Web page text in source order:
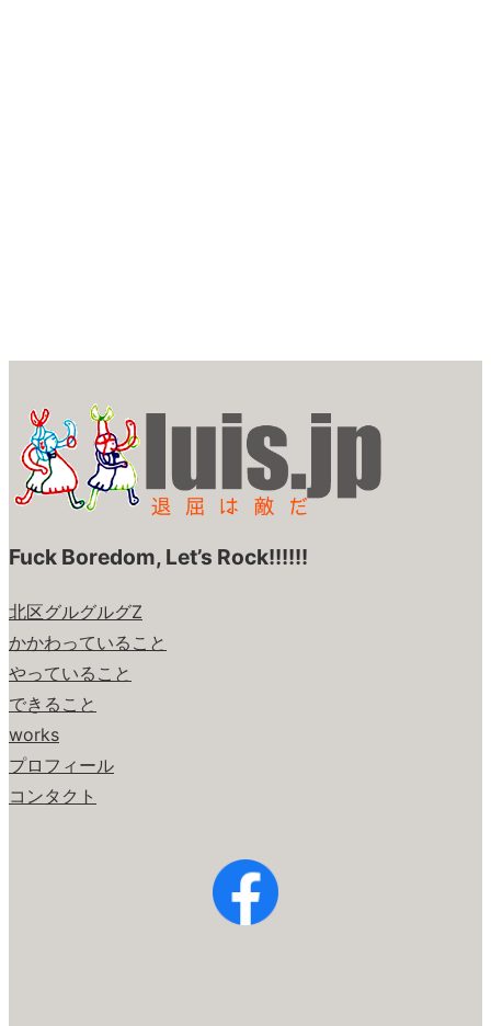
Fuck Boredom, Let’s Rock!!!!!!
北区グルグルグZ
かかわっていること
やっていること
できること
works
プロフィール
コンタクト